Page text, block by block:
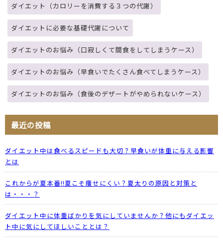
ダイエット（カロリーを消費する３つの代謝）
ダイエットに必要な基礎代謝について
ダイエットのお悩み（口寂しくて間食をしてしまうケース）
ダイエットのお悩み（早食いでたくさん食べてしまうケース）
ダイエットのお悩み（食後のデザートがやめられないケース）
最近の投稿
ダイエット中は食べるスピードも大切？早食いが体重に与える影響
とは
これからが夏本番!!夏こそ痩せにくい？夏太りの原因と対策と
は・・・？
ダイエット中に体重ばかりを気にしていませんか？他にもダイエッ
ト中に気にしてほしいこととは？